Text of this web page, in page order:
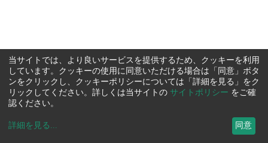
当サイトでは、より良いサービスを提供するため、クッキーを利用
しています。クッキーの使用に同意いただける場合は「同意」ボタ
ンをクリックし、クッキーポリシーについては「詳細を見る」をク
リックしてください。詳しくは当サイトの サイトポリシー をご確
認ください。
詳細を見る ... 同意